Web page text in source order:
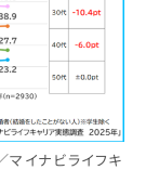
イナビライフキ